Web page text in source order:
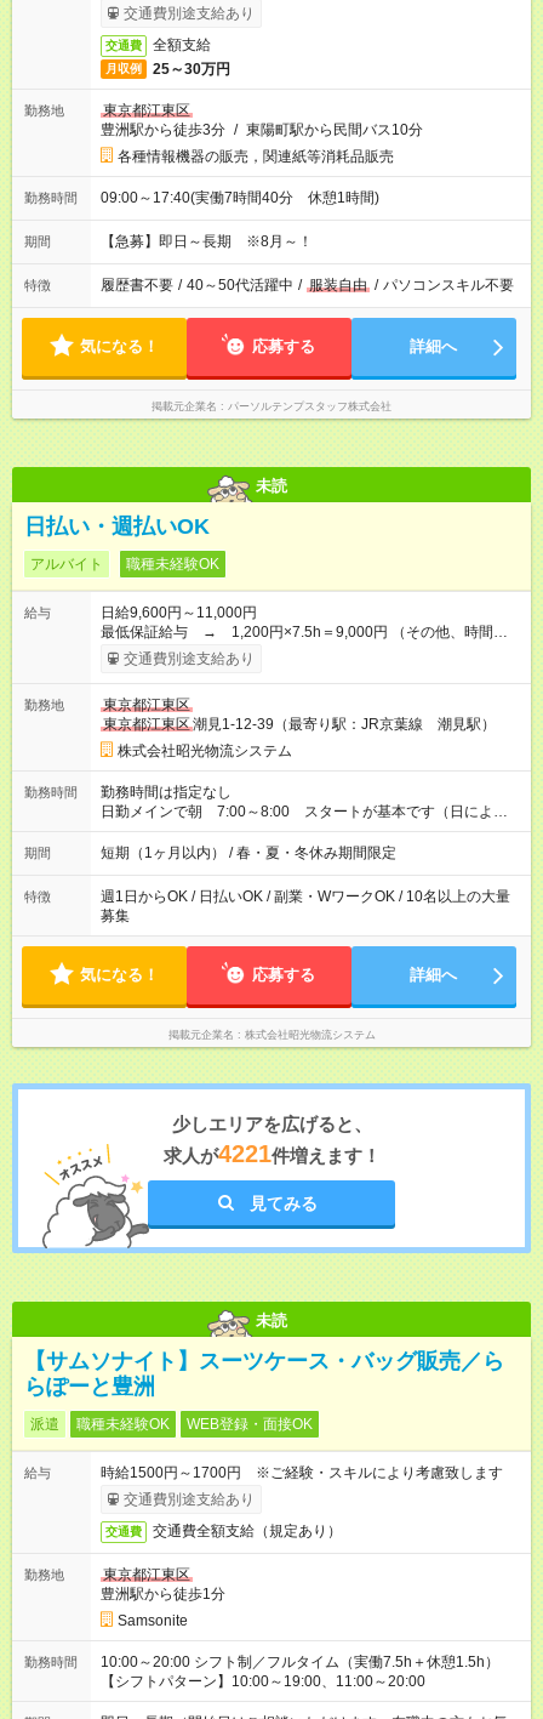
交通費別途支給あり
交通費 全額支給
月収例 25～30万円
勤務地
東京都江東区
豊洲駅から徒歩3分 / 東陽町駅から民間バス10分
各種情報機器の販売，関連紙等消耗品販売
勤務時間 09:00～17:40(実働7時間40分 休憩1時間)
期間 【急募】即日～長期 ※8月～！
特徴 履歴書不要 / 40～50代活躍中 / 服装自由 / パソコンスキル不要
気になる！ 応募する 詳細へ
掲載元企業名 パーソルテンプスタッフ株式会社
未読
日払い・週払いOK
アルバイト 職種未経験OK
給与
日給9,600円～11,000円
最低保証給与 → 1,200円×7.5h＝9,000円 （その他、時間外
作業は別途全額支給） ※交通費は別途１日上限500円まで支給し
ます。 【試用期間】試用期間あり 試用期間の長さ：3ヶ月 ※ 雇
態：本採用時と同じです。 給与：日給 8,775円以上 試用期間は
出勤15日を目安に短縮あり
交通費別途支給あり
勤務地
東京都江東区
東京都江東区潮見1-12-39（最寄り駅：JR京葉線 潮見駅）
株式会社昭光物流システム
勤務時間
勤務時間は指定なし
日勤メインで朝 7:00～8:00 スタートが基本です（日によっ
て変動あり） 1日あたりの平均実働時間：５～８時間 （早くお
仕事が終わった場合でも給与に変動はありません）
期間 短期（1ヶ月以内） / 春・夏・冬休み期間限定
特徴
週1日からOK / 日払いOK / 副業・WワークOK / 10名以上の大量
募集
気になる！ 応募する 詳細へ
掲載元企業名 株式会社昭光物流システム
少しエリアを広げると、
求人が4221件増えます！
見てみる
未読
【サムソナイト】スーツケース・バッグ販売／ら
らぽーと豊洲
派遣 職種未経験OK WEB登録・面接OK
給与
時給1500円～1700円 ※ご経験・スキルにより考慮致します
交通費別途支給あり
交通費 交通費全額支給（規定あり）
勤務地
東京都江東区
豊洲駅から徒歩1分
Samsonite
勤務時間
10:00～20:00 シフト制／フルタイム（実働7.5h＋休憩1.5h）
【シフトパターン】10:00～19:00、11:00～20:00